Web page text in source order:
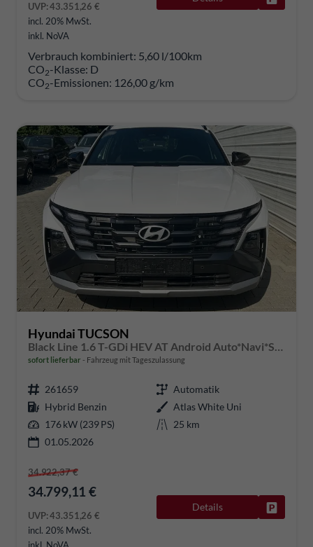
UVP:43.351,26 €
incl. 20% MwSt.
inkl. NoVA
Verbrauch kombiniert: 5,60 l/100km
CO2-Klasse: D
CO2-Emissionen: 126,00 g/km
Hyundai TUCSON
Black Line 1.6 T-GDi HEV AT Android Auto*Navi*SHZ*Kamera*2Z Klimaauto*
sofort lieferbar Fahrzeug mit Tageszulassung
261659
Automatik
Hybrid Benzin
Atlas White Uni
176 kW (239 PS)
25 km
01.05.2026
34.922,37 €
34.799,11 €
UVP:43.351,26 €
incl. 20% MwSt.
Details